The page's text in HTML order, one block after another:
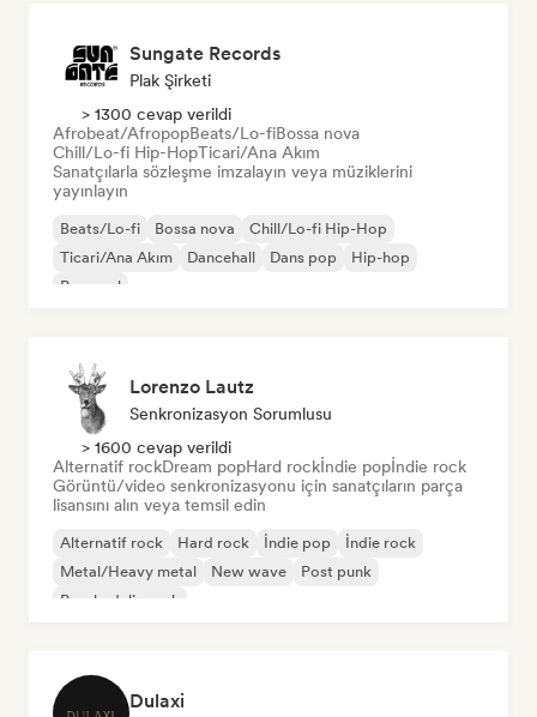
Sungate Records
Plak Şirketi
> 1300 cevap verildi
Afrobeat/AfropopBeats/Lo-fiBossa nova
Chill/Lo-fi Hip-HopTicari/Ana Akım
Sanatçılarla sözleşme imzalayın veya müziklerini
yayınlayın
Beats/Lo-fi Bossa nova
Chill/Lo-fi Hip-Hop
Ticari/Ana Akım
Dancehall Dans pop
Hip-hop
Pop soul
Lorenzo Lautz
Senkronizasyon Sorumlusu
> 1600 cevap verildi
Alternatif rockDream popHard rockİndie popİndie rock
Görüntü/video senkronizasyonu için sanatçıların parça
lisansını alın veya temsil edin
Alternatif rock Hard rock İndie pop
İndie rock
Metal/Heavy metal
New wave
Post punk
Psychedelic rock
Dulaxi